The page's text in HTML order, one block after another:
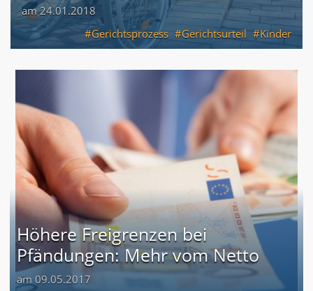
am 24.01.2018
Gerichtsprozess
Gerichtsurteil Kinder
Höhere Freigrenzen bei
Pfändungen: Mehr vom Netto
am 09.05.2017